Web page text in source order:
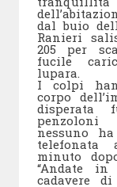
dal buio
Ranieri
205 per
fucile
lupara.
I colpi
corpo
disperata
penzoloni
nessuno
telefonata
minuto
“Andate
cadavere